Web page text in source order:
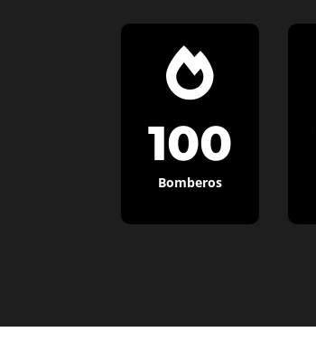

100
Bomberos